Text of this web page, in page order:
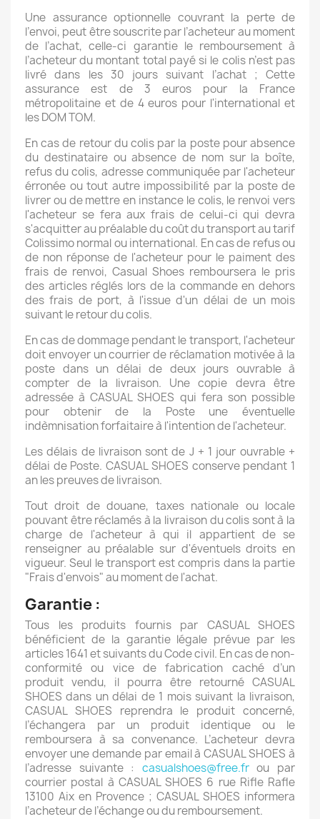
Une assurance optionnelle couvrant la perte de
l’envoi, peut être souscrite par l’acheteur au moment
de l’achat, celle-ci garantie le remboursement à
l’acheteur du montant total payé si le colis n’est pas
livré dans les 30 jours suivant l’achat ; Cette
assurance est de 3 euros pour la France
métropolitaine et de 4 euros pour l'international et
les DOM TOM.
En cas de retour du colis par la poste pour absence
du destinataire ou absence de nom sur la boîte,
refus du colis, adresse communiquée par l'acheteur
érronée ou tout autre impossibilité par la poste de
livrer ou de mettre en instance le colis, le renvoi vers
l'acheteur se fera aux frais de celui-ci qui devra
s'acquitter au préalable du coût du transport au tarif
Colissimo normal ou international. En cas de refus ou
de non réponse de l'acheteur pour le paiment des
frais de renvoi, Casual Shoes remboursera le pris
des articles réglés lors de la commande en dehors
des frais de port, à l'issue d'un délai de un mois
suivant le retour du colis.
En cas de dommage pendant le transport, l'acheteur
doit envoyer un courrier de réclamation motivée à la
poste dans un délai de deux jours ouvrable à
compter de la livraison. Une copie devra être
adressée à CASUAL SHOES qui fera son possible
pour obtenir de la Poste une éventuelle
indèmnisation forfaitaire à l'intention de l'acheteur.
Les délais de livraison sont de J + 1 jour ouvrable +
délai de Poste. CASUAL SHOES conserve pendant 1
an les preuves de livraison.
Tout droit de douane, taxes nationale ou locale
pouvant être réclamés à la livraison du colis sont à la
charge de l'acheteur à qui il appartient de se
renseigner au préalable sur d'éventuels droits en
vigueur. Seul le transport est compris dans la partie
"Frais d'envois" au moment de l'achat.
Garantie :
Tous les produits fournis par CASUAL SHOES
bénéficient de la garantie légale prévue par les
articles 1641 et suivants du Code civil. En cas de non-
conformité ou vice de fabrication caché d’un
produit vendu, il pourra être retourné CASUAL
SHOES dans un délai de 1 mois suivant la livraison,
CASUAL SHOES reprendra le produit concerné,
l’échangera par un produit identique ou le
remboursera à sa convenance. L’acheteur devra
envoyer une demande par email à CASUAL SHOES à
l’adresse suivante : casualshoes@free.frou par
courrier postal à CASUAL SHOES 6 rue Rifle Rafle
13100 Aix en Provence ; CASUAL SHOES informera
l’acheteur de l’échange ou du remboursement.